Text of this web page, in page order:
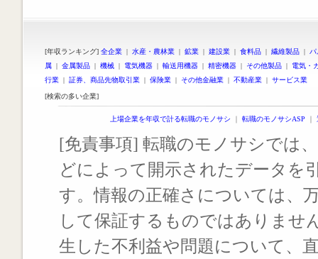
[年収ランキング] 全企業 | 水産・農林業 | 鉱業 | 建設業 | 食料品 | 繊維製品 |
属 | 金属製品 | 機械 | 電気機器 | 輸送用機器 | 精密機器 | その他製品 | 電気・
行業 | 証券、商品先物取引業 | 保険業 | その他金融業 | 不動産業 | サービス業
[検索の多い企業]
上場企業を年収で計る転職のモノサシ ｜ 転職のモノサシASP ｜
[免責事項] 転職のモノサシでは
どによって開示されたデータを
す。情報の正確さについては、
して保証するものではありませ
生した不利益や問題について、